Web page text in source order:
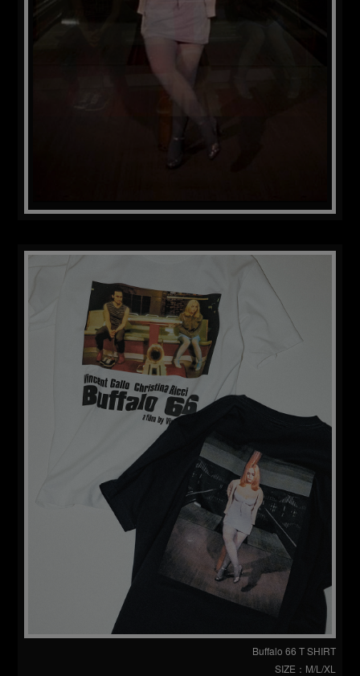
Buffalo 66 T SHIRT
SIZE：M/L/XL